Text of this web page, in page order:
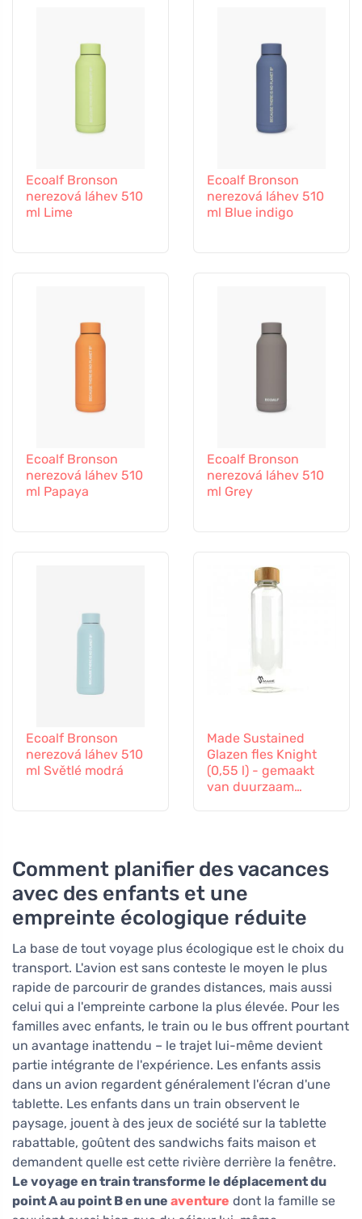
Ecoalf Bronson
nerezová láhev 510
ml Lime
Ecoalf Bronson
nerezová láhev 510
ml Blue indigo
Ecoalf Bronson
nerezová láhev 510
ml Papaya
Ecoalf Bronson
nerezová láhev 510
ml Grey
Ecoalf Bronson
nerezová láhev 510
ml Světlé modrá
Made Sustained
Glazen fles Knight
(0,55 l) - gemaakt
van duurzaam
Comment planifier des vacances
avec des enfants et une
empreinte écologique réduite
La base de tout voyage plus écologique est le choix du
transport. L'avion est sans conteste le moyen le plus
rapide de parcourir de grandes distances, mais aussi
celui qui a l'empreinte carbone la plus élevée. Pour les
familles avec enfants, le train ou le bus offrent pourtant
un avantage inattendu – le trajet lui-même devient
partie intégrante de l'expérience. Les enfants assis
dans un avion regardent généralement l'écran d'une
tablette. Les enfants dans un train observent le
paysage, jouent à des jeux de société sur la tablette
rabattable, goûtent des sandwichs faits maison et
demandent quelle est cette rivière derrière la fenêtre.
Le voyage en train transforme le déplacement du
point A au point B en une aventure dont la famille se